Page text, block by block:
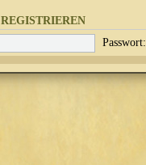
REGISTRIEREN
Passwort: